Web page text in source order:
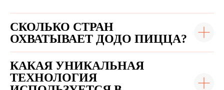
СКОЛЬКО СТРАН
ОХВАТЫВАЕТ ДОДО ПИЦЦА?
КАКАЯ УНИКАЛЬНАЯ
ТЕХНОЛОГИЯ